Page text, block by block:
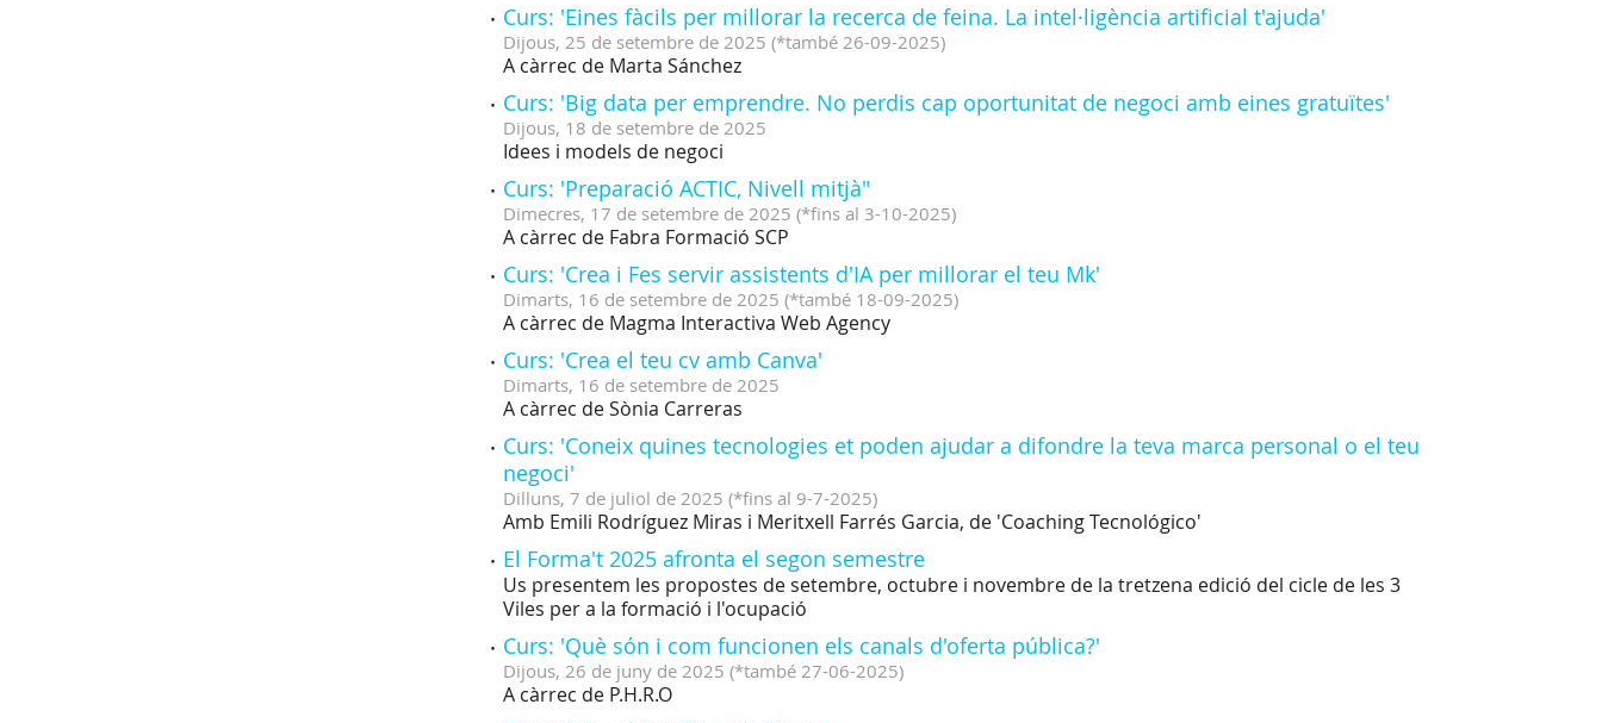
Curs: 'Eines fàcils per millorar la recerca de feina. La intel·ligència artificial t'ajuda'
Dijous, 25 de setembre de 2025 (*també 26-09-2025)
A càrrec de Marta Sánchez
Curs: 'Big data per emprendre. No perdis cap oportunitat de negoci amb eines gratuïtes'
Dijous, 18 de setembre de 2025
Idees i models de negoci
Curs: 'Preparació ACTIC, Nivell mitjà"
Dimecres, 17 de setembre de 2025 (*fins al 3-10-2025)
A càrrec de Fabra Formació SCP
Curs: 'Crea i Fes servir assistents d'IA per millorar el teu Mk'
Dimarts, 16 de setembre de 2025 (*també 18-09-2025)
A càrrec de Magma Interactiva Web Agency
Curs: 'Crea el teu cv amb Canva'
Dimarts, 16 de setembre de 2025
A càrrec de Sònia Carreras
Curs: 'Coneix quines tecnologies et poden ajudar a difondre la teva marca personal o el teu
negoci'
Dilluns, 7 de juliol de 2025 (*fins al 9-7-2025)
Amb Emili Rodríguez Miras i Meritxell Farrés Garcia, de 'Coaching Tecnológico'
El Forma't 2025 afronta el segon semestre
Us presentem les propostes de setembre, octubre i novembre de la tretzena edició del cicle de les 3
Viles per a la formació i l'ocupació
Curs: 'Què són i com funcionen els canals d'oferta pública?'
Dijous, 26 de juny de 2025 (*també 27-06-2025)
A càrrec de P.H.R.O